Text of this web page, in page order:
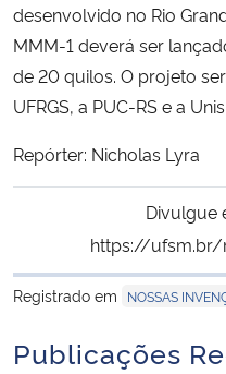
desenvolvido no Rio
MMM-1 deverá ser
de 20 quilos. O projeto
UFRGS, a PUC-RS e a
Repórter: Nicholas Lyra
Divulgue
https://ufsm.br/
Registrado em
NOSSAS
Publicações